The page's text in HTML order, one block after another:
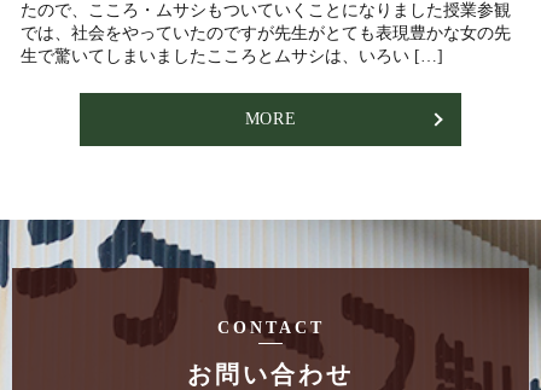
たので、こころ・ムサシもついていくことになりました授業参観
では、社会をやっていたのですが先生がとても表現豊かな女の先
生で驚いてしまいましたこころとムサシは、いろい […]
MORE
CONTACT
お問い合わせ